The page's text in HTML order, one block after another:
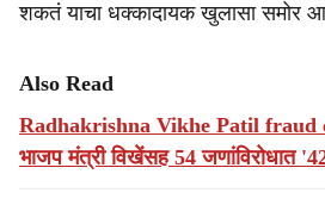
शकतं याचा धक्कादायक खुलासा समोर
Also Read
Radhakrishna Vikhe Patil fraud
भाजप मंत्री विखेंसह 54 जणांविरोधात